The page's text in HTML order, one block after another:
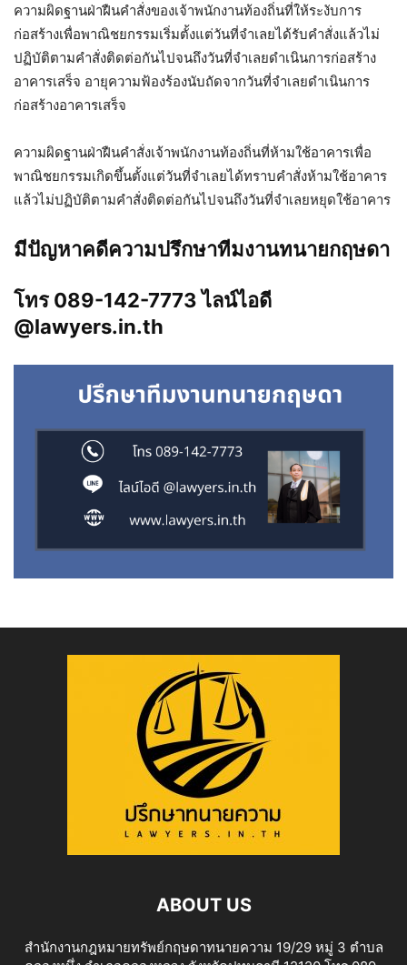
ความผิดฐานฝ่าฝืนคำสั่งของเจ้าพนักงานท้องถิ่นที่ให้ระงับการ
ก่อสร้างเพื่อพาณิชยกรรมเริ่มตั้งแต่วันที่จำเลยได้รับคำสั่งแล้วไม่
ปฏิบัติตามคำสั่งติดต่อกันไปจนถึงวันที่จำเลยดำเนินการก่อสร้าง
อาคารเสร็จ อายุความฟ้องร้องนับถัดจากวันที่จำเลยดำเนินการ
ก่อสร้างอาคารเสร็จ
ความผิดฐานฝ่าฝืนคำสั่งเจ้าพนักงานท้องถิ่นที่ห้ามใช้อาคารเพื่อ
พาณิชยกรรมเกิดขึ้นตั้งแต่วันที่จำเลยได้ทราบคำสั่งห้ามใช้อาคาร
แล้วไม่ปฏิบัติตามคำสั่งติดต่อกันไปจนถึงวันที่จำเลยหยุดใช้อาคาร
มีปัญหาคดีความปรึกษาทีมงานทนายกฤษดา
โทร 089-142-7773 ไลน์ไอดี
@lawyers.in.th
ABOUT US
สำนักงานกฎหมายทรัพย์กฤษดาทนายความ 19/29 หมู่ 3 ตำบล